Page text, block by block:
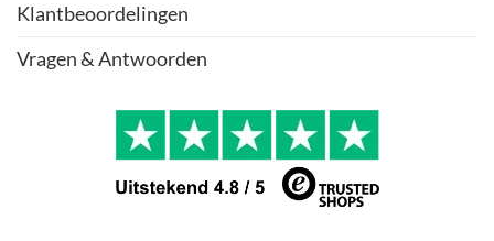
Klantbeoordelingen
Vragen & Antwoorden